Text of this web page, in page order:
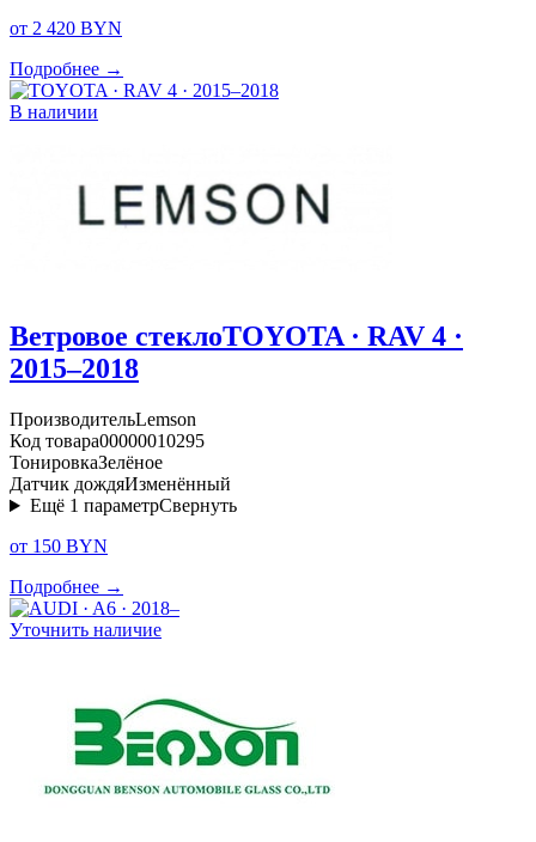
от 2 420 BYN
Подробнее →
В наличии
Ветровое стеклоTOYOTA · RAV 4 ·
2015–2018
ПроизводительLemson
Код товара00000010295
ТонировкаЗелёное
Датчик дождяИзменённый
Ещё 1 параметрСвернуть
от 150 BYN
Подробнее →
Уточнить наличие